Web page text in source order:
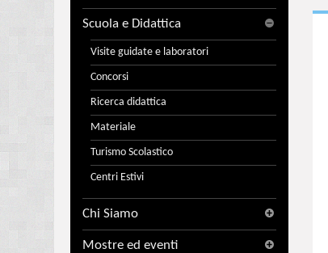
Scuola e Didattica
Visite guidate e laboratori
Concorsi
Ricerca didattica
Materiale
Turismo Scolastico
Centri Estivi
Chi Siamo
Mostre ed eventi